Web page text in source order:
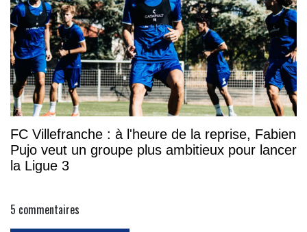
FC Villefranche : à l'heure de la reprise, Fabien
Pujo veut un groupe plus ambitieux pour lancer
la Ligue 3
5 commentaires